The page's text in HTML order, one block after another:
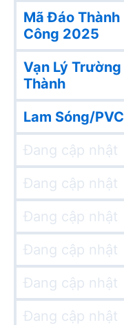
Mã Đáo Thành
Công 2025
Vạn Lý Trường
Thành
Lam Sóng/PVC
Đang cập nhật
Đang cập nhật
Đang cập nhật
Đang cập nhật
Đang cập nhật
Đang cập nhật